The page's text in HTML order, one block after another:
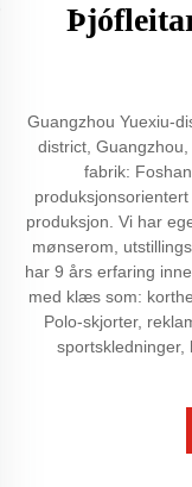
Guangzhou Yuexiu-
district,
fabrik:
produksjon. Vi har
mønserom,
har 9 års erfaring
med klæs som:
Polo-skjorter,
sportskledninger,